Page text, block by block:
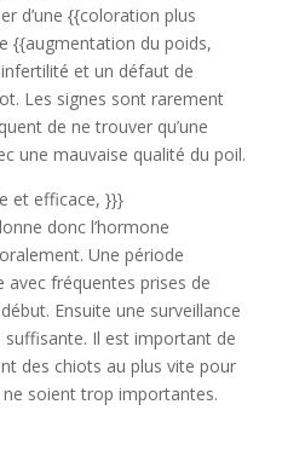
d’une {{coloration plus
{{augmentation du poids,
et un défaut de
Les signes sont rarement
de ne trouver qu’une
une mauvaise qualité du poil.
et efficace, }}}
donc l’hormone
Une période
avec fréquentes prises de
Ensuite une surveillance
Il est important de
des chiots au plus vite pour
soient trop importantes.